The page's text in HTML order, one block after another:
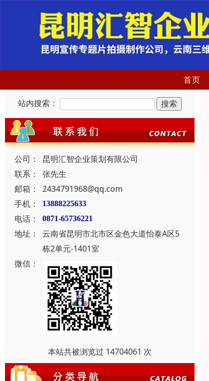
首页
站内搜索：
公司：
昆明汇智企业策划有限公司
联系：
张先生
邮箱：
2434791968@qq.com
手机：
13888225633
电话： 0871-65736221
地址：
云南省昆明市北市区金色大道怡泰A区5
栋2单元-1401室
微信：
本站共被浏览过 14704061 次